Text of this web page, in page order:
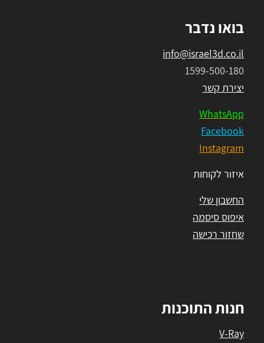
בואו נדבר
info@israel3d.co.il
1599-500-180
יצירת קשר
WhatsApp
Facebook
Instagram
איזור לקוחות
החשבון שלי
איפוס סיסמה
שחזור רכישה
חנות התוכנות
V-Ray